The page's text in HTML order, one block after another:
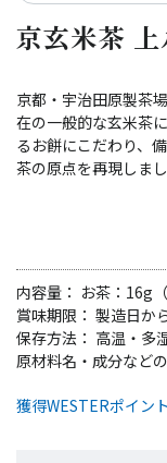
京玄米茶 上
京都・宇治田原製茶
在の一般的な玄米茶
るお餅にこだわり、
茶の原点を再現しまし
内容量： お茶：16g
賞味期限： 製造日か
保存方法： 高温・多
獲得WESTERポイン
原材料名・成分など